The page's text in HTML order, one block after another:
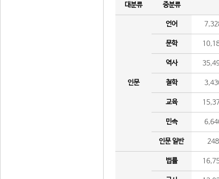
대분류
중분류
인문
언어
문학
역사
철학
교육
민속
인문 일반 248
법률